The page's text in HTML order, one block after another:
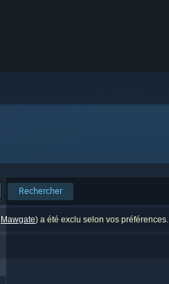
Rechercher
Mawgate) a été exclu selon vos préférences.